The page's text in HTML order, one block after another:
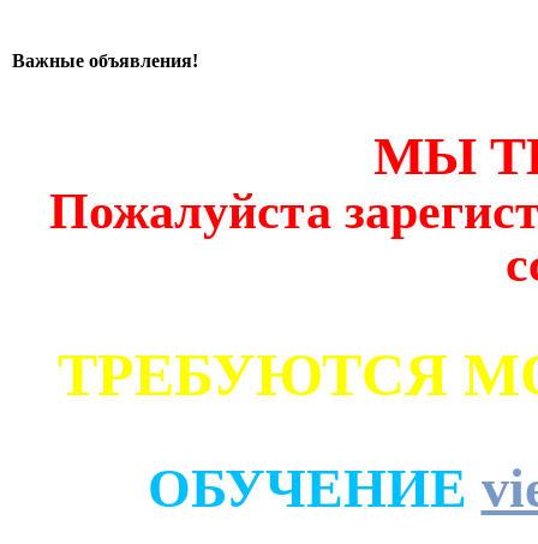
Важные объявления!
МЫ
Пожалуйста
ТРЕБУЮТСЯ
ОБУЧЕНИЕ